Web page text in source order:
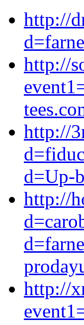
http://
http://
http://
d=Up-
http://
http://